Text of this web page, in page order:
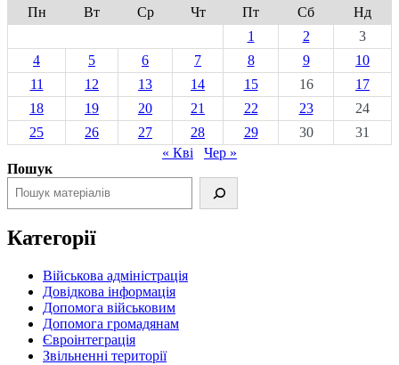
Пн
Вт Ср Чт Пт Сб
Нд
1
2
3
4
5 6 7 8 9
10
11
12 13 14 15 16
17
18
19 20 21 22 23
24
25
26 27 28 29 30
31
« Кві
Чер »
Пошук
Категорії
Військова адміністрація
Довідкова інформація
Допомога військовим
Допомога громадянам
Євроінтеграція
Звільненні території